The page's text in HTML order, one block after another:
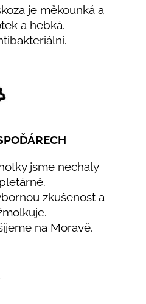
je měkounká a
a hebká.
jsme nechaly
zkušenost a
na Moravě.